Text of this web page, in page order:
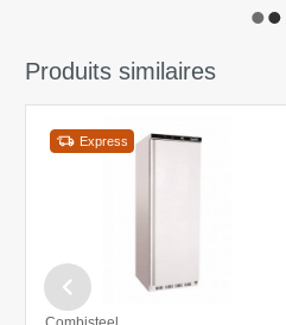
Produits similaires
Express